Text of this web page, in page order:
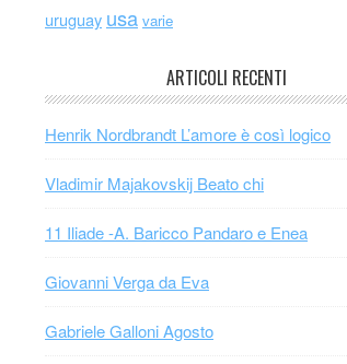
uruguay usa varie
ARTICOLI RECENTI
Henrik Nordbrandt L’amore è così logico
Vladimir Majakovskij Beato chi
11 Iliade -A. Baricco Pandaro e Enea
Giovanni Verga da Eva
Gabriele Galloni Agosto